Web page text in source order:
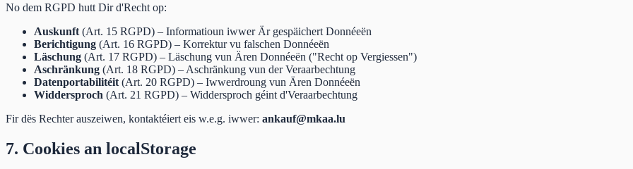
No dem RGPD hutt Dir d'Recht op:
Auskunft (Art. 15 RGPD) – Informatioun iwwer Är gespäichert Donnéeën
Berichtigung (Art. 16 RGPD) – Korrektur vu falschen Donnéeën
Läschung (Art. 17 RGPD) – Läschung vun Ären Donnéeën ("Recht op Vergiessen")
Aschränkung (Art. 18 RGPD) – Aschränkung vun der Veraarbechtung
Datenportabilitéit (Art. 20 RGPD) – Iwwerdroung vun Ären Donnéeën
Widdersproch (Art. 21 RGPD) – Widdersproch géint d'Veraarbechtung
Fir dës Rechter auszeiwen, kontaktéiert eis w.e.g. iwwer: ankauf@mkaa.lu
7. Cookies an localStorage